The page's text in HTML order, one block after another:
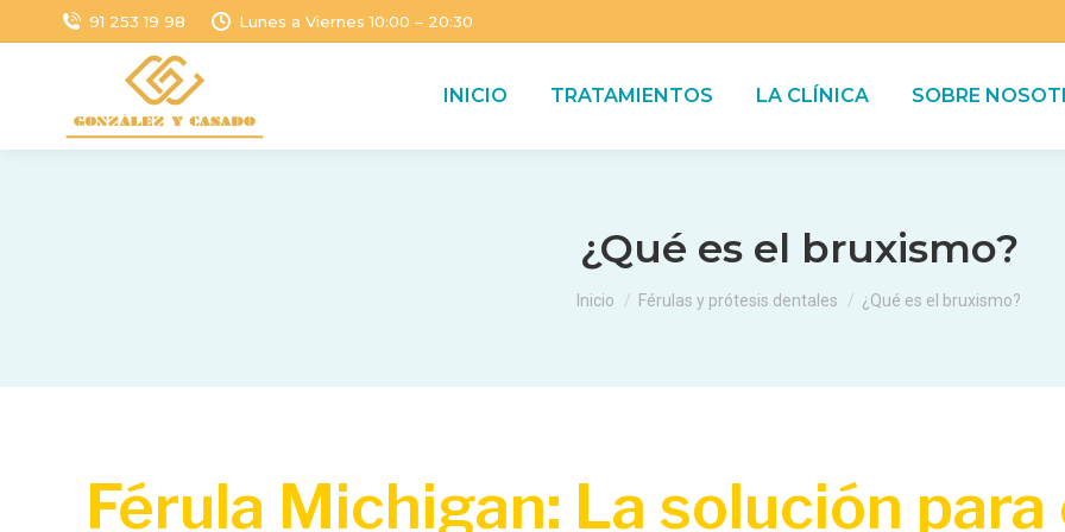
91 253 19 98 Lunes a Viernes 10:00 – 20:30
INICIO TRATAMIENTOS LA CLÍNICA SOBRE
¿Qué es el bruxismo?
Estás aquí:
Inicio Férulas y prótesis dentales ¿Qué es el bruxismo?
Férula Michigan: La solución